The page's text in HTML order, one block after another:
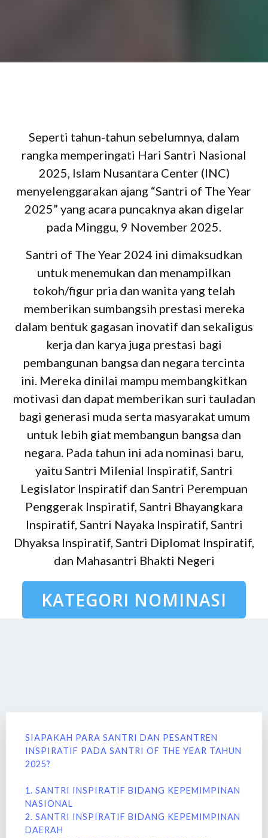
Seperti tahun-tahun sebelumnya, dalam
rangka memperingati Hari Santri Nasional
2025, Islam Nusantara Center (INC)
menyelenggarakan ajang “Santri of The Year
2025” yang acara puncaknya akan digelar
pada Minggu, 9 November 2025.
Santri of The Year 2024 ini dimaksudkan
untuk menemukan dan menampilkan
tokoh/figur pria dan wanita yang telah
memberikan sumbangsih prestasi mereka
dalam bentuk gagasan inovatif dan sekaligus
kerja dan karya juga prestasi bagi
pembangunan bangsa dan negara tercinta
ini. Mereka dinilai mampu membangkitkan
motivasi dan dapat memberikan suri tauladan
bagi generasi muda serta masyarakat umum
untuk lebih giat membangun bangsa dan
negara. Pada tahun ini ada nominasi baru,
yaitu Santri Milenial Inspiratif, Santri
Legislator Inspiratif dan Santri Perempuan
Penggerak Inspiratif, Santri Bhayangkara
Inspiratif, Santri Nayaka Inspiratif, Santri
Dhyaksa Inspiratif, Santri Diplomat Inspiratif,
dan Mahasantri Bhakti Negeri
KATEGORI NOMINASI
SIAPAKAH PARA SANTRI DAN PESANTREN
INSPIRATIF PADA SANTRI OF THE YEAR TAHUN
2025?
1. SANTRI INSPIRATIF BIDANG KEPEMIMPINAN
NASIONAL
2. SANTRI INSPIRATIF BIDANG KEPEMIMPINAN
DAERAH